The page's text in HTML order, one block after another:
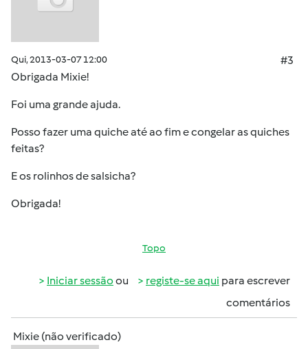
Qui, 2013-03-07 12:00
#3
Obrigada Mixie!
Foi uma grande ajuda.
Posso fazer uma quiche até ao fim e congelar as quiches
feitas?
E os rolinhos de salsicha?
Obrigada!
Topo
Iniciar sessão ou registe-se aqui para escrever
comentários
Mixie (não verificado)